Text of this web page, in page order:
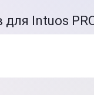
для Intuos